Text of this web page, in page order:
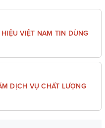
VIỆT NAM TIN DÙNG
DỊCH VỤ CHẤT LƯỢNG